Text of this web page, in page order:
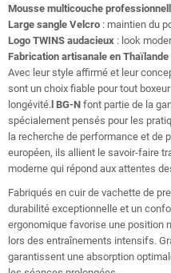
Mousse multicouche
Large sangle Velcro : maintien du
Logo TWINS audacieux : look
Fabrication artisanale en Thaïlande
Avec leur style affirmé et leur
sont un choix fiable pour tout
longévité. l BG-N font partie de la
spécialement pensés pour les
la recherche de performance et de
européen, ils allient le savoir-faire
moderne qui répond aux attentes
Fabriqués en cuir de vachette de
durabilité exceptionnelle et un
ergonomique favorise une position
lors des entraînements intensifs.
garantissent une absorption